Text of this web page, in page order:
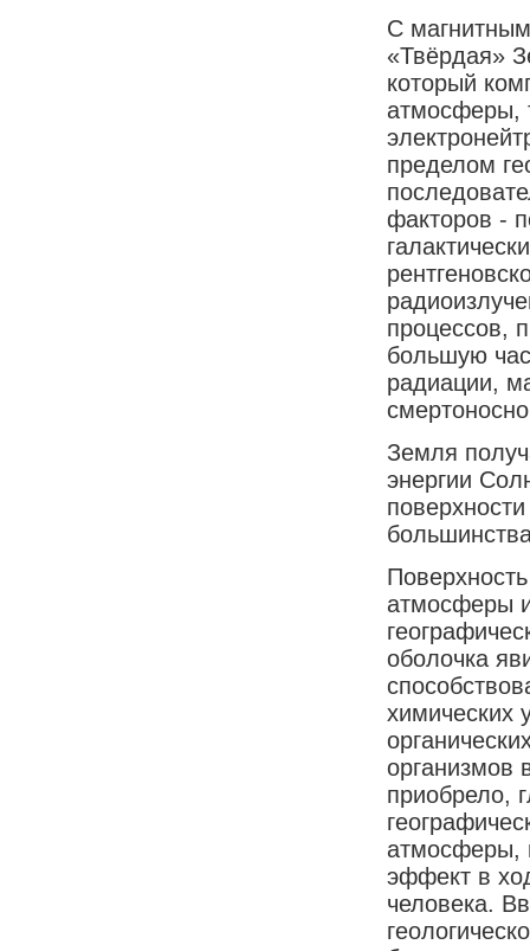
С
«Твёрдая»
который
атмосферы,
пределом
факторов -
процессов,
большую
радиации,
Земля
энергии
атмосферы
оболочка
химических
организмов
приобрело,
атмосферы,
эффект в
человека.